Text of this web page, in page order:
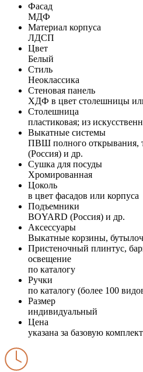
Фасад
МДФ
Материал корпуса
ЛДСП
Цвет
Белый
Стиль
Неоклассика
Стеновая панель
ХДФ в цвет столешницы
Столешница
пластиковая; из
Выкатные системы
ПВШ полного открывания,
(Россия) и др.
Сушка для посуды
Хромированная
Цоколь
в цвет фасадов или корпуса
Подъемники
BOYARD (Россия) и др.
Аксессуары
Выкатные корзины,
Пристеночный плинтус,
освещение
по каталогу
Ручки
по каталогу (более 100
Размер
индивидуальный
Цена
указана за базовую